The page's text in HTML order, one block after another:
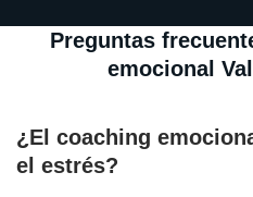
Preguntas
emocional
¿El coaching
el estrés?